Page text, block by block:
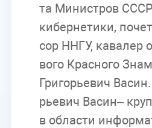
та Ми­ни­стров
ки­бер­не­ти­ки,
сор ННГУ, ка­ва­лер
во­го Крас­но­го
Гри­го­рье­вич
рье­вич Ва­син–
в об­ла­сти